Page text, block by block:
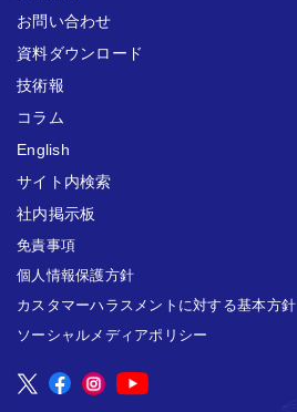
お問い合わせ
資料ダウンロード
技術報
コラム
English
サイト内検索
社内掲示板
免責事項
個人情報保護方針
カスタマーハラスメントに対する基本方針
ソーシャルメディアポリシー